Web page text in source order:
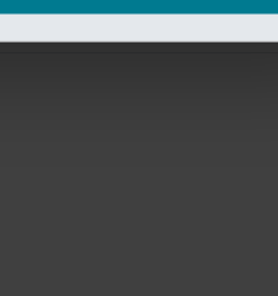
Kempen Research